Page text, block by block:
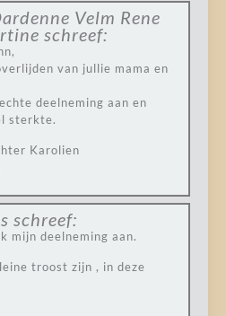
Velm Rene
schreef:
van jullie mama en
deelneming aan en
sterkte.
Karolien
schreef:
mijn deelneming aan.
troost zijn , in deze